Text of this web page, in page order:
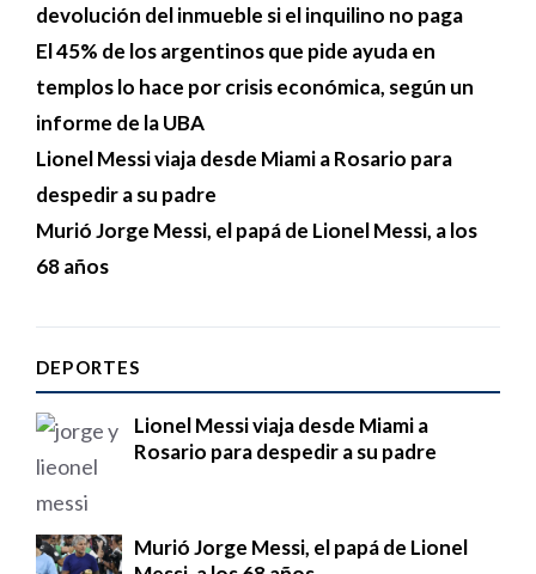
devolución del inmueble si el inquilino no paga
El 45% de los argentinos que pide ayuda en
templos lo hace por crisis económica, según un
informe de la UBA
Lionel Messi viaja desde Miami a Rosario para
despedir a su padre
Murió Jorge Messi, el papá de Lionel Messi, a los
68 años
DEPORTES
Lionel Messi viaja desde Miami a
Rosario para despedir a su padre
Murió Jorge Messi, el papá de Lionel